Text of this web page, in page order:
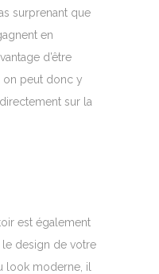
surprenant que
en
d’être
on peut donc y
sur la
est également
design de votre
look moderne, il